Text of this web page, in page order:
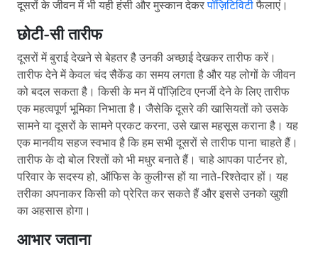
दूसरों के जीवन में भी यही हंसी और मुस्कान देकरपॉज़िटिविटीफैलाएं।
छोटी-सी तारीफ
दूसरों में बुराई देखने से बेहतर है उनकी अच्छाई देखकर तारीफ करें।
तारीफ देने में केवल चंद सैकेंड का समय लगता है और यह लोगों के जीवन
को बदल सकता है। किसी के मन में पॉज़िटिव एनर्जी देने के लिए तारीफ
एक महत्वपूर्ण भूमिका निभाता है। जैसेकि दूसरे की खासियतों को उसके
सामने या दूसरों के सामने प्रकट करना, उसे खास महसूस कराना है। यह
एक मानवीय सहज स्वभाव है कि हम सभी दूसरों से तारीफ पाना चाहते हैं।
तारीफ के दो बोल रिश्तों को भी मधुर बनाते हैं। चाहे आपका पार्टनर हो,
परिवार के सदस्य हो, ऑफिस के कुलीग्स हों या नाते-रिश्तेदार हों। यह
तरीका अपनाकर किसी को प्रेरित कर सकते हैं और इससे उनको खुशी
का अहसास होगा।
आभार जताना